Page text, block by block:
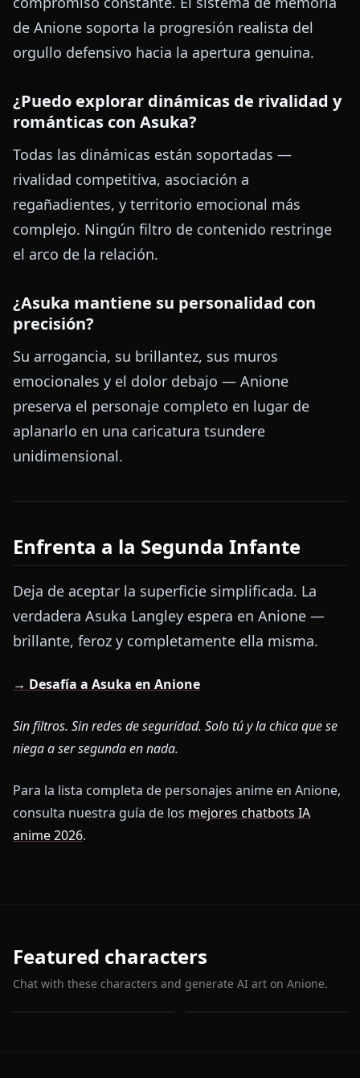
de Anione soporta la progresión realista del
orgullo defensivo hacia la apertura genuina.
¿Puedo explorar dinámicas de rivalidad y
románticas con Asuka?
Todas las dinámicas están soportadas —
rivalidad competitiva, asociación a
regañadientes, y territorio emocional más
complejo. Ningún filtro de contenido restringe
el arco de la relación.
¿Asuka mantiene su personalidad con
precisión?
Su arrogancia, su brillantez, sus muros
emocionales y el dolor debajo — Anione
preserva el personaje completo en lugar de
aplanarlo en una caricatura tsundere
unidimensional.
Enfrenta a la Segunda Infante
Deja de aceptar la superficie simplificada. La
verdadera Asuka Langley espera en Anione —
brillante, feroz y completamente ella misma.
→ Desafía a Asuka en Anione
Sin filtros. Sin redes de seguridad. Solo tú y la chica que se
niega a ser segunda en nada.
Para la lista completa de personajes anime en Anione,
consulta nuestra guía de los mejores chatbots IA
anime 2026.
Featured characters
Chat with these characters and generate AI art on Anione.